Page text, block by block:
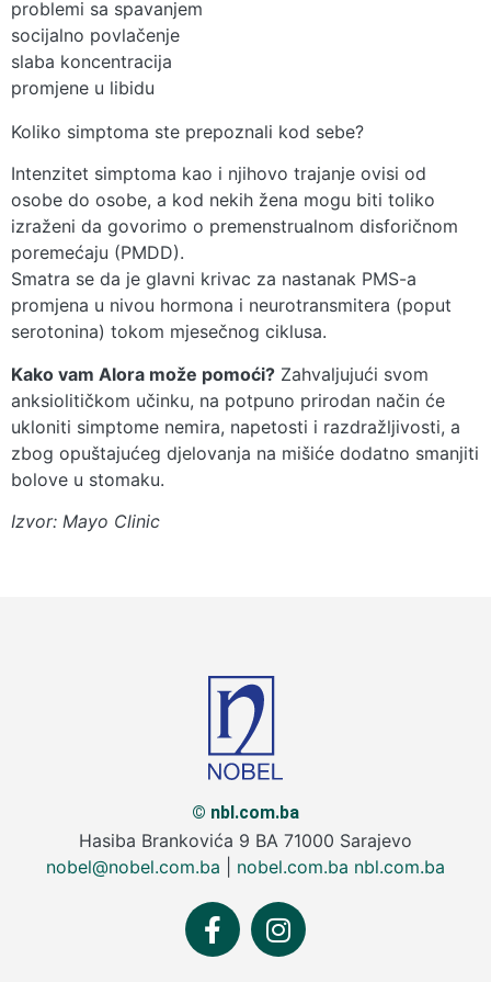
problemi sa spavanjem
socijalno povlačenje
slaba koncentracija
promjene u libidu
Koliko simptoma ste prepoznali kod sebe?
Intenzitet simptoma kao i njihovo trajanje ovisi od
osobe do osobe, a kod nekih žena mogu biti toliko
izraženi da govorimo o premenstrualnom disforičnom
poremećaju (PMDD).
Smatra se da je glavni krivac za nastanak PMS-a
promjena u nivou hormona i neurotransmitera (poput
serotonina) tokom mjesečnog ciklusa.
Kako vam Alora može pomoći? Zahvaljujući svom
anksiolitičkom učinku, na potpuno prirodan način će
ukloniti simptome nemira, napetosti i razdražljivosti, a
zbog opuštajućeg djelovanja na mišiće dodatno smanjiti
bolove u stomaku.
Izvor: Mayo Clinic
© nbl.com.ba
Hasiba Brankovića 9 BA 71000 Sarajevo
nobel@nobel.com.ba
nobel.com.ba nbl.com.ba